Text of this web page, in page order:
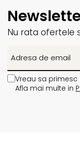
Nu rata ofertele
Vreau sa
Afla mai multe in